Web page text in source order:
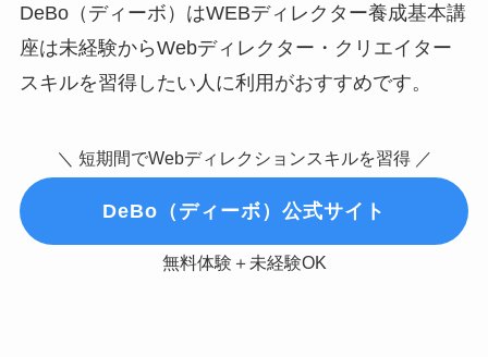
DeBo（ディーボ）はWEBディレクター養成基本講
座は未経験からWebディレクター・クリエイター
スキルを習得したい人に利用がおすすめです。
＼ 短期間でWebディレクションスキルを習得 ／
DeBo（ディーボ）公式サイト
無料体験＋未経験OK